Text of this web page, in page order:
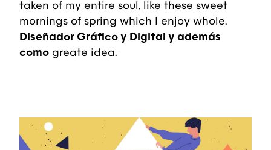
taken of my entire soul, like these sweet
mornings of spring which I enjoy whole.
Diseñador Gráfico y Digital y además
como greate idea.